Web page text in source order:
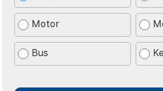
Motor
Bus